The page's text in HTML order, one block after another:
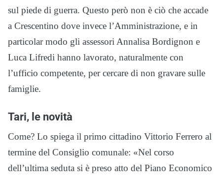
sul piede di guerra. Questo però non è ciò che accade
a Crescentino dove invece l’Amministrazione, e in
particolar modo gli assessori Annalisa Bordignon e
Luca Lifredi hanno lavorato, naturalmente con
l’ufficio competente, per cercare di non gravare sulle
famiglie.
Tari, le novità
Come? Lo spiega il primo cittadino Vittorio Ferrero al
termine del Consiglio comunale: «Nel corso
dell’ultima seduta si è preso atto del Piano Economico